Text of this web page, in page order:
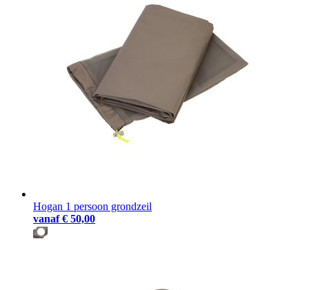
Hogan 1 persoon grondzeil
vanaf € 50,00